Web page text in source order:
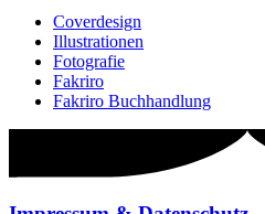
Coverdesign
Illustrationen
Fotografie
Fakriro
Fakriro Buchhandlung